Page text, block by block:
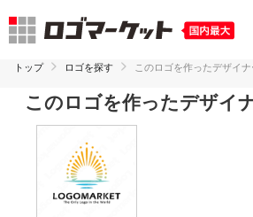
トップ ロゴを探す このロゴを作ったデザイ
このロゴを作ったデザイ